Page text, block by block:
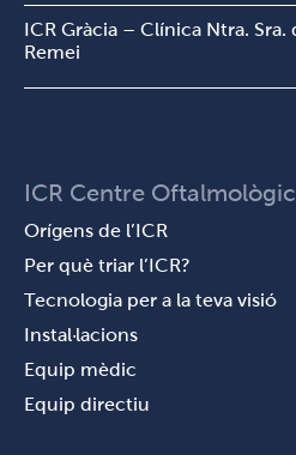
ICR Gràcia – Clínica Ntra. Sra.
Remei
ICR Centre Oftalmològic
Orígens de l’ICR
Per què triar l’ICR?
Tecnologia per a la teva visió
Instal·lacions
Equip mèdic
Equip directiu